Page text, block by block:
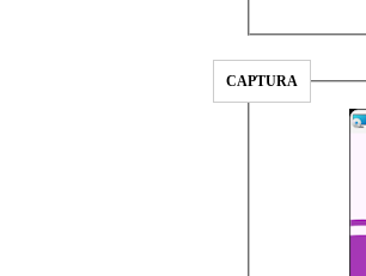
CAPTURA